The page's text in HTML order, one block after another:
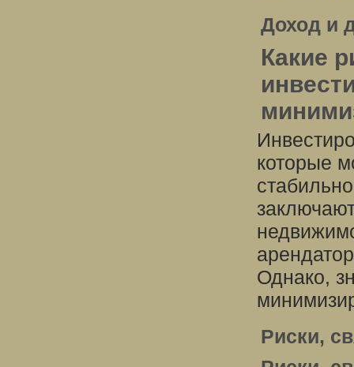
Доход и
Какие
которые
Однако,
Риски,